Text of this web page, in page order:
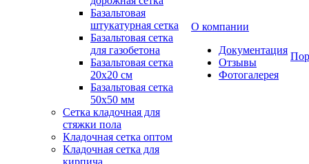
Базальтовая
штукатурная сетка
Базальтовая сетка
для газобетона
Базальтовая сетка
20x20 см
Базальтовая сетка
50x50 мм
Сетка кладочная для
стяжки пола
Кладочная сетка оптом
Кладочная сетка для
кирпича
О компании
Документация
Отзывы
Фотогалерея